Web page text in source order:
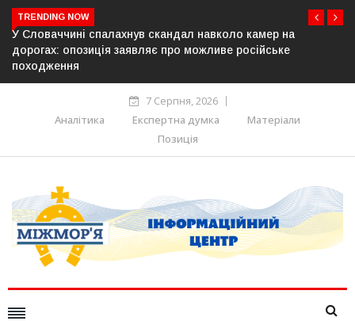
TRENDING NOW
У Молдові готують план дій на випадок припинення
постачання газу до Придністров’я
7 Серпня, 2026
Аналітика
Експертна думка
Матеріали
Позиція